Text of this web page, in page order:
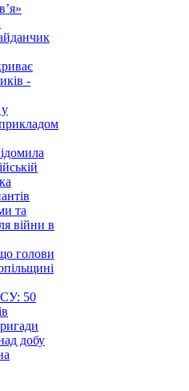
-
та
війни в
голови
50
добу